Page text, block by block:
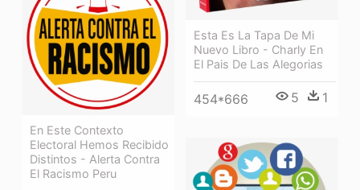
Esta Es La Tapa De Mi
Nuevo Libro - Charly En
El Pais De Las Alegorias
454*666 5 1
En Este Contexto
Electoral Hemos Recibido
Distintos - Alerta Contra
El Racismo Peru